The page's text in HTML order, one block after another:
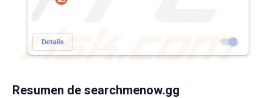
Resumen de searchmenow.gg